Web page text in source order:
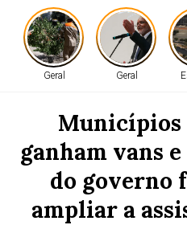
Geral Geral
Municípios
ganham vans
do governo
ampliar a